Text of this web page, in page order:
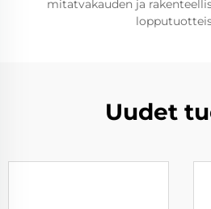
mitatvakauden ja
Uudet